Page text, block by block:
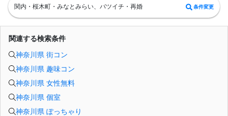
会場は開放的なおしゃれな空間です。 比率が偏る場合もございます。
受付開始
時間厳守でお願いしておりますが遅れる場合もokです。
イベントスタート！
全員で乾杯を行い自己紹介後、ビリヤードをしながら交流開始！！途中で連絡先
交換タイムも設けております♪
本日の出会いをこれからも大切にしていただけたら嬉しいです。
比率が偏る場合もございます。
比率は調整されていません。ご理解の上ご参加をお願い致します。
ﾟ･:,｡ﾟ･:,｡★ﾟ･:,｡ﾟ･:,｡☆ﾟ･:,｡ﾟ･:,｡★ﾟ･:,｡ﾟ･:,｡☆ﾟ･:,｡ﾟ･:,｡★ﾟ･:
場合によってお待ちになる場合もございます。お待ちの間にカードゲームのお時
間も予定しております。
ダーツ一ゲーム別途自己負担２時間２０００円前後 ドリンクはキャッシュオ
ンスタイル
関内・桜木町・みなとみらい、バツイチ・再婚 条件変更
関連する検索条件
神奈川県 街コン
神奈川県 趣味コン
神奈川県 女性無料
神奈川県 個室
神奈川県 ぽっちゃり